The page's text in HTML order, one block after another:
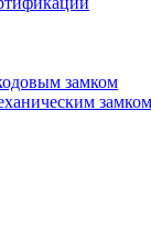
замком
замком